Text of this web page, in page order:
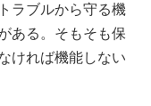
ラブルから守る機
ある。そもそも保
ければ機能しない